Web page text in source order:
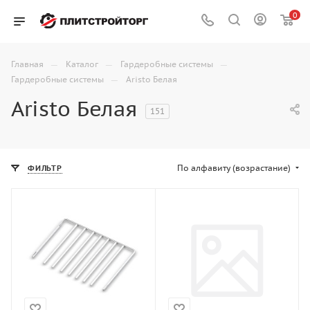
0
Главная — Каталог — Гардеробные системы —
Гардеробные системы — Aristo Белая
Aristo Белая 151
ФИЛЬТР По алфавиту (возрастание)